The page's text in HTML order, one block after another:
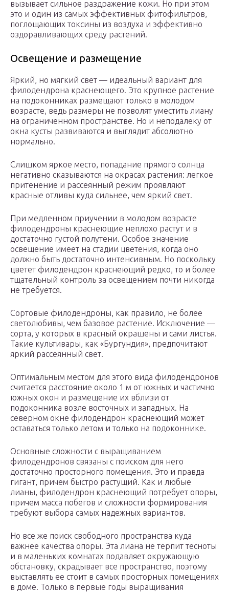
вызывает сильное раздражение кожи. Но при этом
это и один из самых эффективных фитофильтров,
поглощающих токсины из воздуха и эффективно
оздоравливающих среду растений.
Освещение и размещение
Яркий, но мягкий свет — идеальный вариант для
филодендрона краснеющего. Это крупное растение
на подоконниках размещают только в молодом
возрасте, ведь размеры не позволят уместить лиану
на ограниченном пространстве. Но и неподалеку от
окна кусты развиваются и выглядит абсолютно
нормально.
Слишком яркое место, попадание прямого солнца
негативно сказываются на окрасах растения: легкое
притенение и рассеянный режим проявляют
красные отливы куда сильнее, чем яркий свет.
При медленном приучении в молодом возрасте
филодендроны краснеющие неплохо растут и в
достаточно густой полутени. Особое значение
освещение имеет на стадии цветения, когда оно
должно быть достаточно интенсивным. Но поскольку
цветет филодендрон краснеющий редко, то и более
тщательный контроль за освещением почти никогда
не требуется.
Сортовые филодендроны, как правило, не более
светолюбивы, чем базовое растение. Исключение —
сорта, у которых в красный окрашены и сами листья.
Такие культивары, как «Бургундия», предпочитают
яркий рассеянный свет.
Оптимальным местом для этого вида филодендронов
считается расстояние около 1 м от южных и частично
южных окон и размещение их вблизи от
подоконника возле восточных и западных. На
северном окне филодендрон краснеющий может
оставаться только летом и только на подоконнике.
Основные сложности с выращиванием
филодендронов связаны с поиском для него
достаточно просторного помещения. Это и правда
гигант, причем быстро растущий. Как и любые
лианы, филодендрон краснеющий потребует опоры,
причем масса побегов и сложности формирования
требуют выбора самых надежных вариантов.
Но все же поиск свободного пространства куда
важнее качества опоры. Эта лиана не терпит тесноты
и в маленьких комнатах подавляет окружающую
обстановку, скрадывает все пространство, поэтому
выставлять ее стоит в самых просторных помещениях
в доме. Только в первые годы выращивания